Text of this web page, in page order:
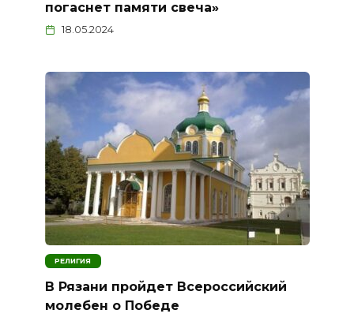
погаснет памяти свеча»
18.05.2024
РЕЛИГИЯ
В Рязани пройдет Всероссийский
молебен о Победе